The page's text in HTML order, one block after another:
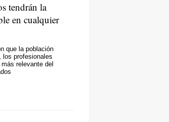
tendrán la
en cualquier
que la población
los profesionales
relevante del